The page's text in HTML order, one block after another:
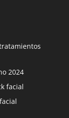
2024
facial